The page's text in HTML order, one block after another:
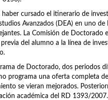
cursado el itinerario de
Avanzados (DEA) en uno
La Comisión de Doctorado
del alumno a la línea de
de Doctorado, dos periodos
programa una oferta completa
se vieran mejorados.
académica del RD 1393/